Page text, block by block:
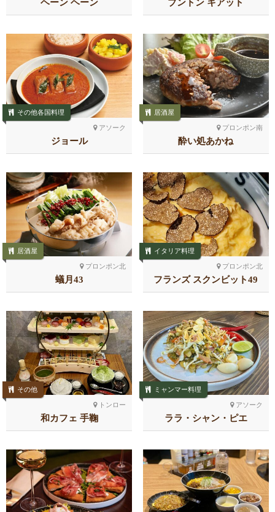
ヘーン ヘーン ブントン キアット
アソーク
その他各国料理
ジョール
プロンポン南
居酒屋
酔い処あかね
プロンポン北
居酒屋
蟻月43
プロンポン北
イタリア料理
フランズ スクンビット49
トンロー
その他
和カフェ 手鞠
アソーク
ミャンマー料理
ララ・シャン・ピエ